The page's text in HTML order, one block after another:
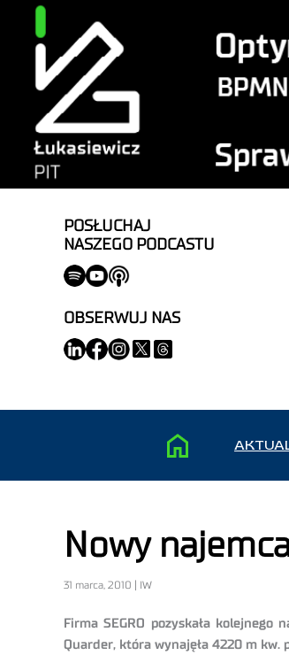
POSŁUCHAJ
NASZEGO PODCASTU
OBSERWUJ NAS
Nowy
31 marca, 2010 | IW
Firma SEGRO pozyskała
Quarder, która wynajęła 4220 m kw.